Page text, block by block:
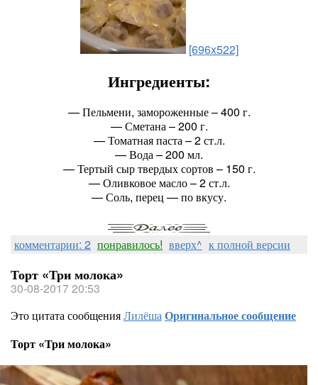
[696x522]
Ингредиенты:
— Пельмени, замороженные – 400 г.
— Сметана – 200 г.
— Томатная паста – 2 ст.л.
— Вода – 200 мл.
— Тертый сыр твердых сортов – 150 г.
— Оливковое масло – 2 ст.л.
— Соль, перец — по вкусу.
комментарии: 2 понравилось! вверх^ к полной версии
Торт «Три молока»
30-08-2017 20:53
Это цитата сообщенияЛилёшаОригинальное сообщение
Торт «Три молока»